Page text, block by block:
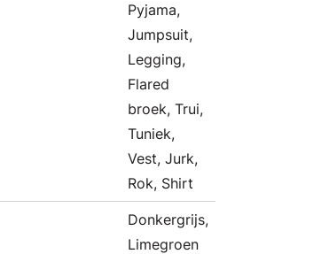
Pyjama,
Jumpsuit,
Legging,
Flared
broek, Trui,
Tuniek,
Vest, Jurk,
Rok, Shirt
Donkergrijs,
Limegroen